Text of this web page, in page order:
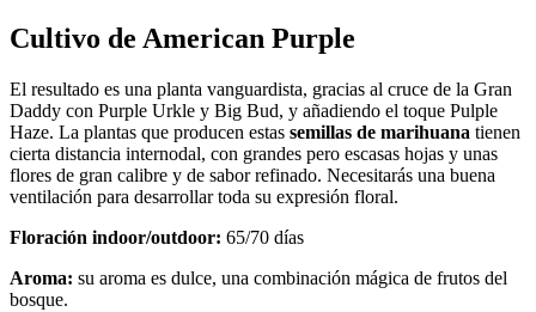
Cultivo de American Purple
El resultado es una planta vanguardista, gracias al cruce de la Gran
Daddy con Purple Urkle y Big Bud, y añadiendo el toque Pulple
Haze. La plantas que producen estas semillas de marihuana tienen
cierta distancia internodal, con grandes pero escasas hojas y unas
flores de gran calibre y de sabor refinado. Necesitarás una buena
ventilación para desarrollar toda su expresión floral.
Floración indoor/outdoor: 65/70 días
Aroma: su aroma es dulce, una combinación mágica de frutos del
bosque.